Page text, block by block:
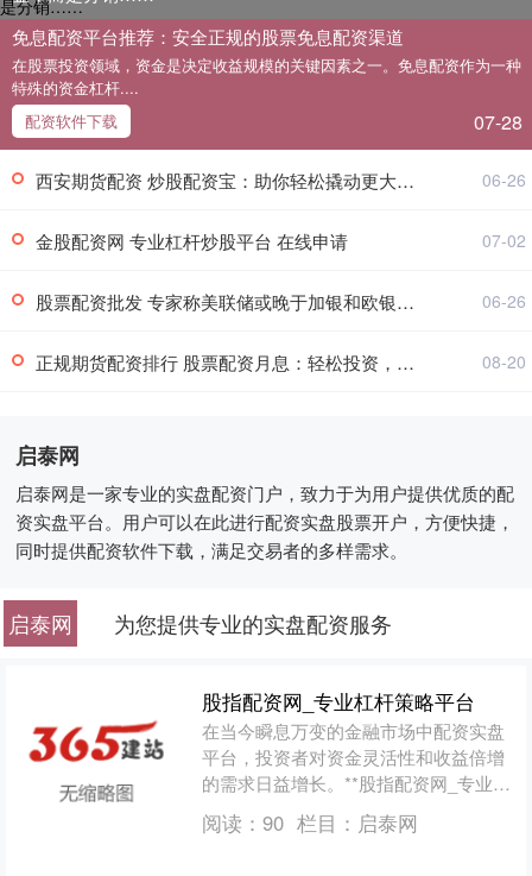
免息配资平台推荐：安全正规的股票免息配资渠道
在股票投资领域，资金是决定收益规模的关键因素之一。免息配资作为一种
特殊的资金杠杆....
配资软件下载
07-28
西安期货配资 炒股配资宝：助你轻松撬动更大资金杠杆 06-26
金股配资网 专业杠杆炒股平台 在线申请 07-02
股票配资批发 专家称美联储或晚于加银和欧银降息！若真出手，黄金将起飞 06-26
正规期货配资排行 股票配资月息：轻松投资，稳健收益 08-20
启泰网
启泰网是一家专业的实盘配资门户，致力于为用户提供优质的配
资实盘平台。用户可以在此进行配资实盘股票开户，方便快捷，
同时提供配资软件下载，满足交易者的多样需求。
启泰网 为您提供专业的实盘配资服务
股指配资网_专业杠杆策略平台
在当今瞬息万变的金融市场中配资实盘
平台，投资者对资金灵活性和收益倍增
的需求日益增长。**股指配资网_专业杠
杆策略平台**应运而生，致力于为投资
者提供安全、高效、....
阅读： 90 栏目： 启泰网